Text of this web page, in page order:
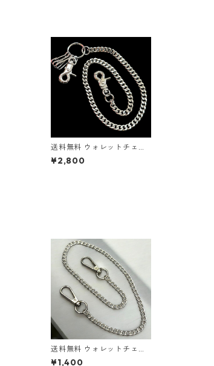
送料無料 ウォレットチェー
ン 60cm 幅9mm 喜平 喜平
チェーン 喜平ウォレットチ
¥2,800
送料無料 ウォレットチェー
ン 53cm 幅6mm 喜平 喜平
¥1,400